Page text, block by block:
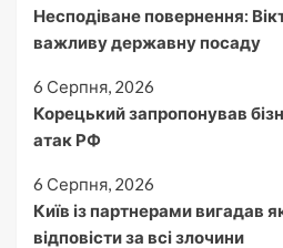
Несподіване повернення:
важливу державну посаду
6 Серпня, 2026
Корецький запропонував
атак РФ
6 Серпня, 2026
Київ із партнерами вигадав
відповісти за всі злочини